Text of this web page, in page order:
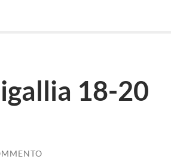
18-20